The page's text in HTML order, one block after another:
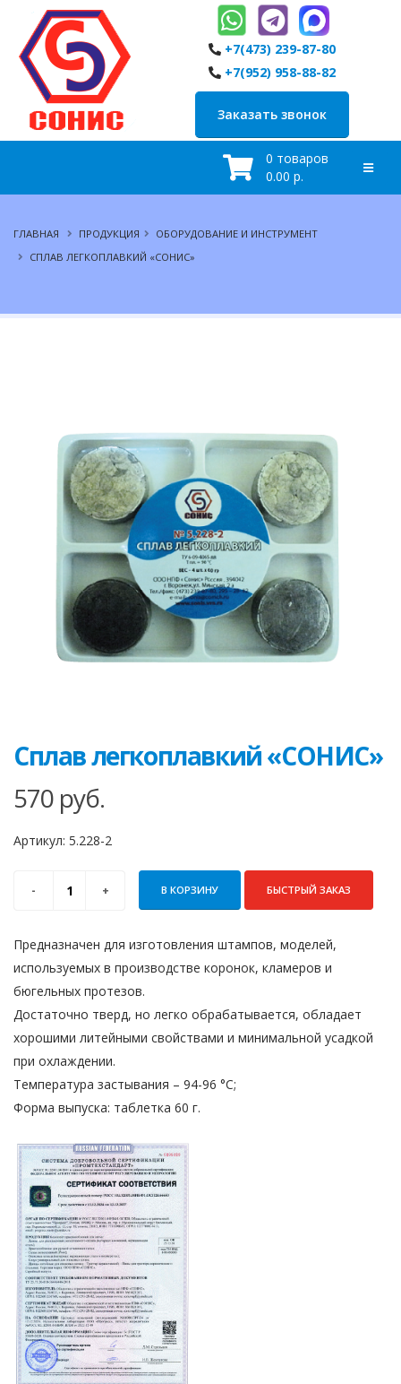
+7(473) 239-87-80
+7(952) 958-88-82
Заказать звонок
0 товаров
0.00 р.
ГЛАВНАЯ ПРОДУКЦИЯ
ОБОРУДОВАНИЕ И ИНСТРУМЕНТ
СПЛАВ ЛЕГКОПЛАВКИЙ «СОНИС»
Сплав легкоплавкий «СОНИС»
570 руб.
Артикул: 5.228-2
В КОРЗИНУ БЫСТРЫЙ ЗАКАЗ
Предназначен для изготовления штампов, моделей,
используе­мых в производстве коронок, кламеров и
бюгельных протезов.
Достаточно тверд, но легко обрабатывается, обладает
хорошими литейными свойствами и минимальной усадкой
при охлаждении.
Температура застывания – 94-96 °С;
Форма выпуска: таблетка 60 г.